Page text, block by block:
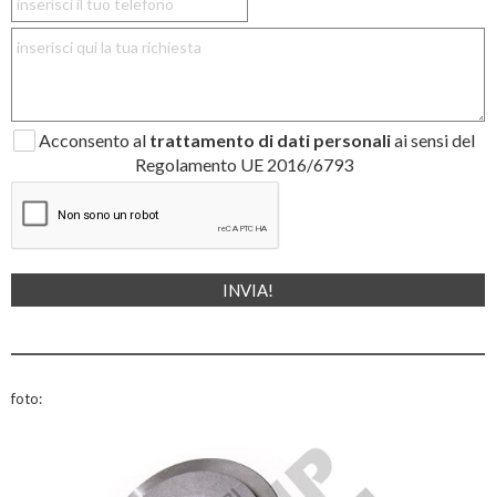
Acconsento al trattamento di dati personaliai sensi del
Regolamento UE 2016/6793
foto: